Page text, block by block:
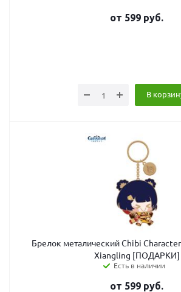
от 599 руб.
В
Брелок металический Chibi
Xiangling [ПОДАРКИ]
Есть в наличии
от 599 руб.